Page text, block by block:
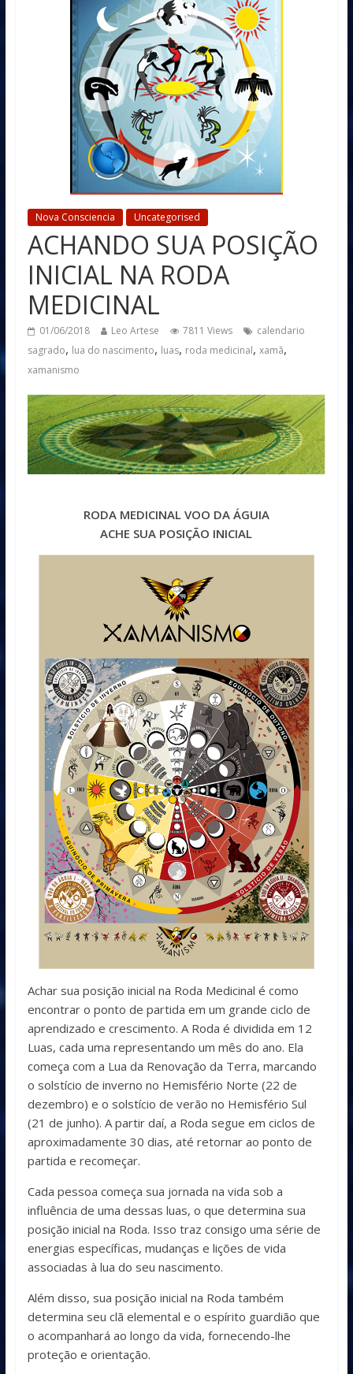
Nova Consciencia Uncategorised
ACHANDO SUA POSIÇÃO
INICIAL NA RODA
MEDICINAL
01/06/2018 Leo Artese 7811 Views
calendario
sagrado, lua do nascimento, luas, roda medicinal, xamã,
xamanismo
RODA MEDICINAL VOO DA ÁGUIA
ACHE SUA POSIÇÃO INICIAL
Achar sua posição inicial na Roda Medicinal é como
encontrar o ponto de partida em um grande ciclo de
aprendizado e crescimento. A Roda é dividida em 12
Luas, cada uma representando um mês do ano. Ela
começa com a Lua da Renovação da Terra, marcando
o solstício de inverno no Hemisfério Norte (22 de
dezembro) e o solstício de verão no Hemisfério Sul
(21 de junho). A partir daí, a Roda segue em ciclos de
aproximadamente 30 dias, até retornar ao ponto de
partida e recomeçar.
Cada pessoa começa sua jornada na vida sob a
influência de uma dessas luas, o que determina sua
posição inicial na Roda. Isso traz consigo uma série de
energias específicas, mudanças e lições de vida
associadas à lua do seu nascimento.
Além disso, sua posição inicial na Roda também
determina seu clã elemental e o espírito guardião que
o acompanhará ao longo da vida, fornecendo-lhe
proteção e orientação.